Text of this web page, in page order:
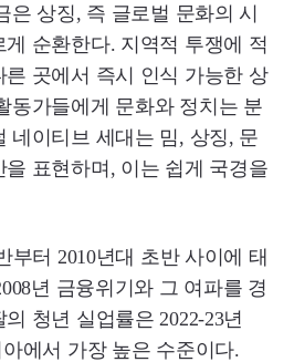
은 상징, 즉 글로벌 문화의 시
순환한다. 지역적 투쟁에 적
곳에서 즉시 인식 가능한 상
동가들에게 문화와 정치는 분
네이티브 세대는 밈, 상징, 문
표현하며, 이는 쉽게 국경을
부터 2010년대 초반 사이에 태
년 금융위기와 그 여파를 경
청년 실업률은 2022-23년
에서 가장 높은 수준이다.